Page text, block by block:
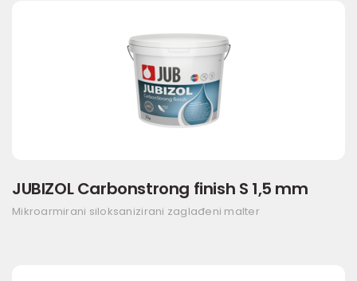
JUBIZOL Carbonstrong finish S 1,5 mm
Mikroarmirani siloksanizirani zaglađeni malter